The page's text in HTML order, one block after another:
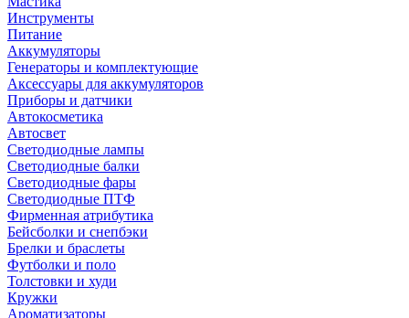
Инструменты
Питание
Аккумуляторы
Генераторы и комплектующие
Аксессуары для аккумуляторов
Приборы и датчики
Автокосметика
Автосвет
Светодиодные лампы
Светодиодные балки
Светодиодные фары
Светодиодные ПТФ
Фирменная атрибутика
Бейсболки и снепбэки
Брелки и браслеты
Футболки и поло
Толстовки и худи
Кружки
Ароматизаторы